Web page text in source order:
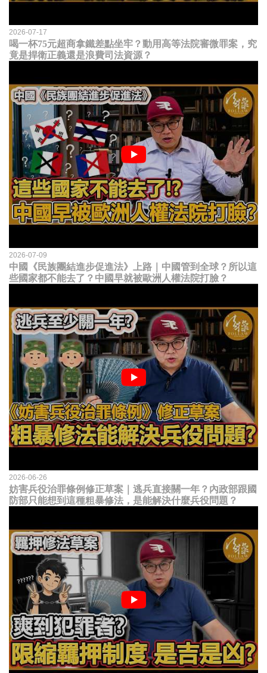
2026-07-17
喝一杯75元超商拿鐵差點坐牢？動用高等法院審微罪案，究
竟是捍衛正義還是浪費司法資源？
2026-07-09
中國《民族團結進步促進法》上路｜中國管到全球？所以這
些國家都不能去了？中國早就被歐洲人權法院打臉？
2026-06-26
妨害兵役治罪條例修正草案｜逃兵直接關一年？內政部跟國
防部只能想到這種粗暴修法，是能解決什麼兵役問題？